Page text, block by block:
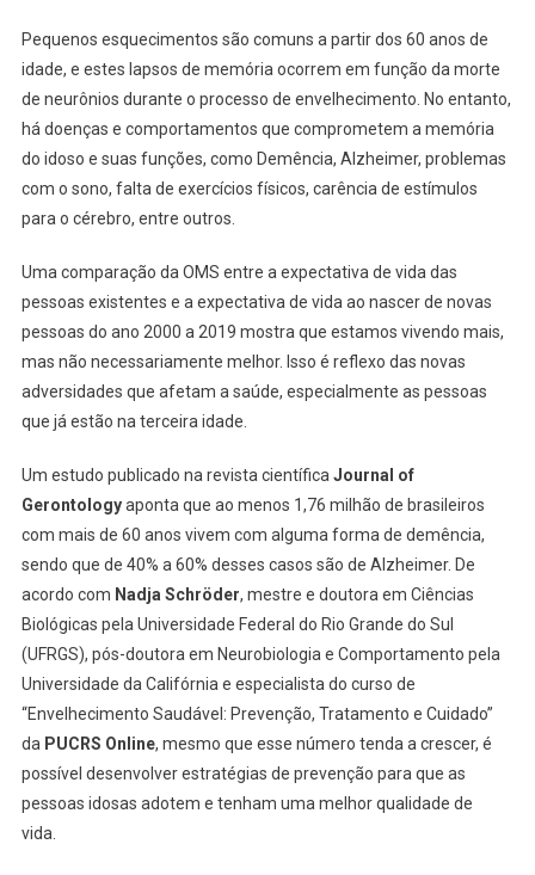
Pequenos esquecimentos são comuns a partir dos 60 anos de
idade, e estes lapsos de memória ocorrem em função da morte
de neurônios durante o processo de envelhecimento. No entanto,
há doenças e comportamentos que comprometem a memória
do idoso e suas funções, como Demência, Alzheimer, problemas
com o sono, falta de exercícios físicos, carência de estímulos
para o cérebro, entre outros.
Uma comparação da OMS entre a expectativa de vida das
pessoas existentes e a expectativa de vida ao nascer de novas
pessoas do ano 2000 a 2019 mostra que estamos vivendo mais,
mas não necessariamente melhor. Isso é reflexo das novas
adversidades que afetam a saúde, especialmente as pessoas
que já estão na terceira idade.
Um estudo publicado na revista científica Journal of
Gerontologyaponta que ao menos 1,76 milhão de brasileiros
com mais de 60 anos vivem com alguma forma de demência,
sendo que de 40% a 60% desses casos são de Alzheimer. De
acordo com Nadja Schröder, mestre e doutora em Ciências
Biológicas pela Universidade Federal do Rio Grande do Sul
(UFRGS), pós-doutora em Neurobiologia e Comportamento pela
Universidade da Califórnia e especialista do curso de
“Envelhecimento Saudável: Prevenção, Tratamento e Cuidado”
da PUCRS Online, mesmo que esse número tenda a crescer, é
possível desenvolver estratégias de prevenção para que as
pessoas idosas adotem e tenham uma melhor qualidade de
vida.